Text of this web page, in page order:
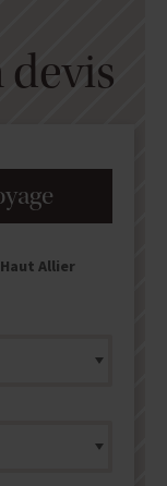
Allier